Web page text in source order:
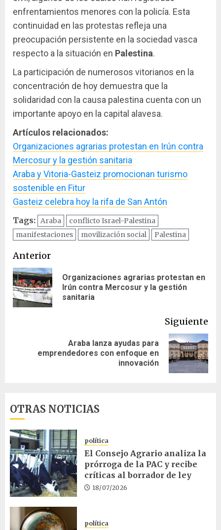
enfrentamientos menores con la policía. Esta
continuidad en las protestas refleja una
preocupación persistente en la sociedad vasca
respecto a la situación en Palestina.
La participación de numerosos vitorianos en la
concentración de hoy demuestra que la
solidaridad con la causa palestina cuenta con un
importante apoyo en la capital alavesa.
Artículos relacionados:
Organizaciones agrarias protestan en Irún contra
Mercosur y la gestión sanitaria
Araba y Vitoria-Gasteiz promocionan turismo
sostenible en Fitur
Gasteiz celebra hoy la rifa de San Antón
Tags: Araba
conflicto Israel-Palestina
manifestaciones
movilización social Palestina
Navegación
de
entradas
Anterior
Organizaciones agrarias protestan en
Irún contra Mercosur y la gestión
sanitaria
Siguiente
Siguiente
Araba lanza ayudas para
emprendedores con enfoque en
innovación
OTRAS NOTICIAS
política
El Consejo Agrario analiza la
prórroga de la PAC y recibe
críticas al borrador de ley
18/07/2026
política